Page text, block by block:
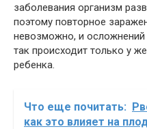
заболевания организм
поэтому повторное
невозможно, и
так происходит только у
ребенка.
Что еще почитать:
как это влияет на